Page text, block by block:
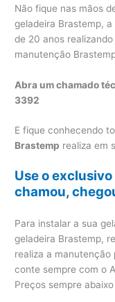
Não fique nas mãos
geladeira Brastemp, a
de 20 anos
manutenção
Abra um chamado
3392
E fique conhecendo
Brastemp realiza em
Use o
chamou,
Para instalar a sua
geladeira Brastemp,
realiza a manutenção
conte sempre com o
Preços sempre